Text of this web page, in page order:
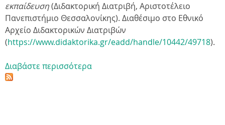
εκπαίδευση(Διδακτορική Διατριβή, Αριστοτέλειο
Πανεπιστήμιο Θεσσαλονίκης). Διαθέσιμο στο Εθνικό
Αρχείο Διδακτορικών Διατριβών
(https://www.didaktorika.gr/eadd/handle/10442/49718).
Διαβάστε περισσότερα